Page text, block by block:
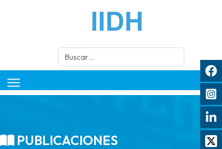
Buscar
PUBLICACIONES